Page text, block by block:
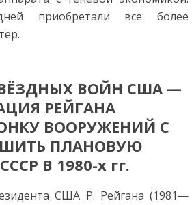
приобретали все более
ВОЙН США —
РЕЙГАНА
ВООРУЖЕНИЙ С
ПЛАНОВУЮ
В 1980-х гг.
США Р. Рейгана (1981—